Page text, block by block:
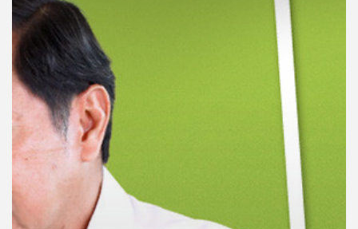
เพล
ย์
ลิ
สต์
ของ
คุณ
เพลง
บทความ